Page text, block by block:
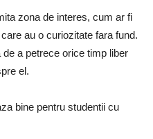
zona de interes, cum ar fi
au o curiozitate fara fund.
a petrece orice timp liber
el.
bine pentru studentii cu